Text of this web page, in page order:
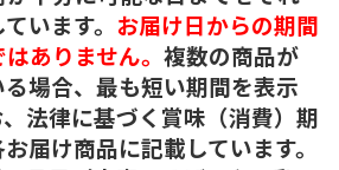
います。 お届け日からの期間
ありません。 複数の商品が
場合、最も短い期間を表示
法律に基づく賞味（消費）期
届け商品に記載しています。